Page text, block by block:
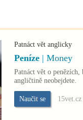
Patnáct vět anglicky
Peníze | Money
Patnáct vět o penězích,
angličtině neobejdete.
Naučit se 15vet.cz